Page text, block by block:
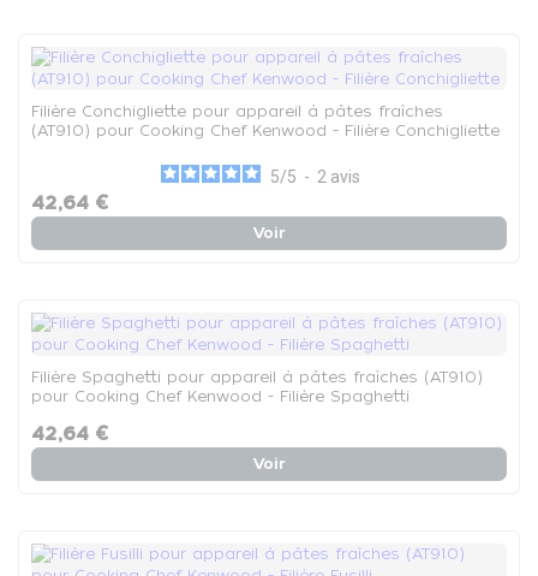
Filière Conchigliette pour appareil à pâtes fraîches
(AT910) pour Cooking Chef Kenwood - Filière Conchigliette
5/5 - 2 avis
42,64 €
Voir
Filière Spaghetti pour appareil à pâtes fraîches (AT910)
pour Cooking Chef Kenwood - Filière Spaghetti
42,64 €
Voir